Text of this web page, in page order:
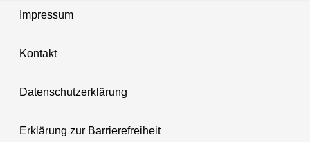
Impressum
Kontakt
Datenschutzerklärung
Erklärung zur Barrierefreiheit